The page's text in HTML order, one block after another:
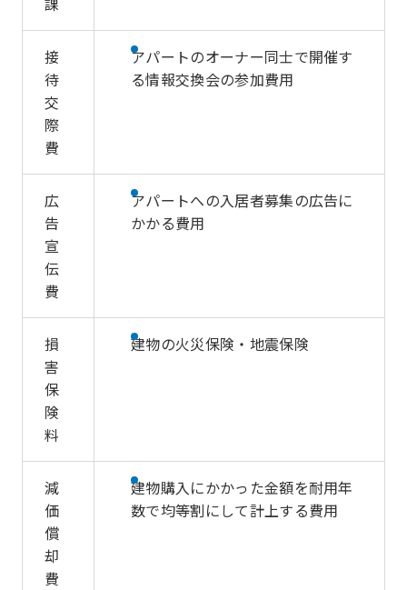
接
待
交
際
費
アパートのオーナー同士で開催す
る情報交換会の参加費用
広
告
宣
伝
費
アパートへの入居者募集の広告に
かかる費用
損
害
保
険
料
建物の火災保険・地震保険
減
価
償
却
費
建物購入にかかった金額を耐用年
数で均等割にして計上する費用